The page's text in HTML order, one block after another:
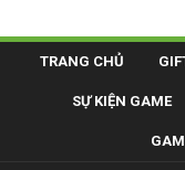
TRANG CHỦ
SỰ KIỆN GAME